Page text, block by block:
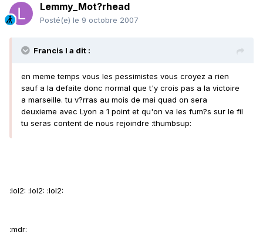
Lemmy_Mot?rhead
Posté(e) le 9 octobre 2007
Francis l a dit :
en meme temps vous les pessimistes vous croyez a rien
sauf a la defaite donc normal que t'y crois pas a la victoire
a marseille. tu v?rras au mois de mai quad on sera
deuxieme avec Lyon a 1 point et qu'on va les fum?s sur le fil
tu seras content de nous rejoindre :thumbsup:
:lol2: :lol2: :lol2:
:mdr: